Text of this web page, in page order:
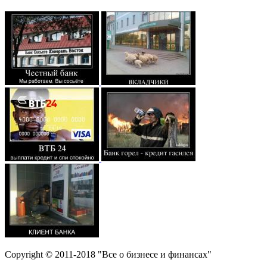
Copyright © 2011-2018 "Все о бизнесе и финансах"